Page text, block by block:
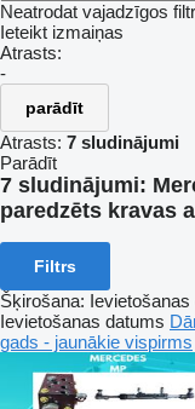
Neatrodat vajadzīgos
Ieteikt izmaiņas
Atrasts:
-
parādīt
Atrasts: 7 sludinājumi
Parādīt
7 sludinājumi:
paredzēts kravas
Filtrs
Šķirošana: Ievietošanas
Ievietošanas datums
gads - jaunākie vispirms